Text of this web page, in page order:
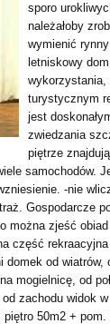
sporo
należałoby
wymienić
letniskowy
wykorzystania,
turystycznym
jest
zwiedzania
piętrze
samochodów.
-nie
Gospodarcze
można zjeść
część
domek od
mogielnicę, od
zachodu widok
50m2 +